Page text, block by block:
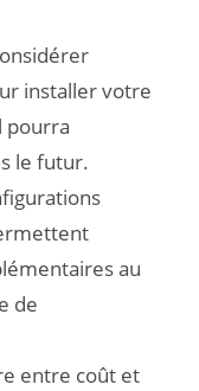
installer votre
pourra
le futur.
au
de
entre coût et